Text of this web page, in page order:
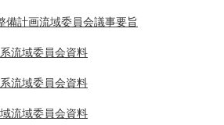
備計画流域委員会議事要旨
流域委員会資料
流域委員会資料
流域委員会資料